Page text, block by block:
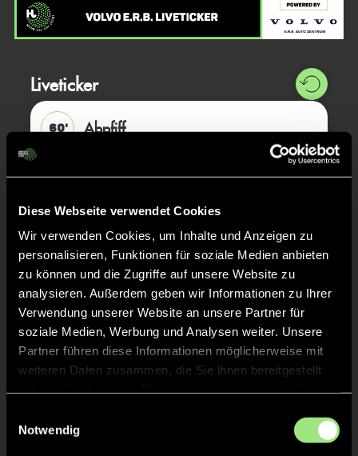
Diese Webseite verwendet Cookies
Wir verwenden Cookies, um Inhalte und Anzeigen zu
personalisieren, Funktionen für soziale Medien anbieten
zu können und die Zugriffe auf unsere Website zu
analysieren. Außerdem geben wir Informationen zu Ihrer
Verwendung unserer Website an unsere Partner für
soziale Medien, Werbung und Analysen weiter. Unsere
Partner führen diese Informationen möglicherweise mit
weiteren Daten zusammen, die Sie ihnen bereitgestellt
Notwendig
Liveticker
60'
Abpfiff
MartaT. 15
42' GRÜNE KARTE